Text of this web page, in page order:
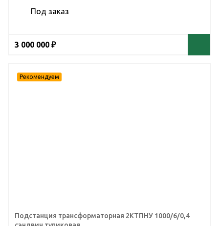
Под заказ
3 000 000 ₽
Подстанция трансформаторная 2КТПНУ 1000/6/0,4